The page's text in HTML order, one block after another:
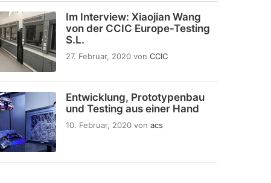
Im Interview: Xiaojian Wang
von der CCIC Europe-Testing
S.L.
27. Februar, 2020 von CCIC
Entwicklung, Prototypenbau
und Testing aus einer Hand
10. Februar, 2020 von acs